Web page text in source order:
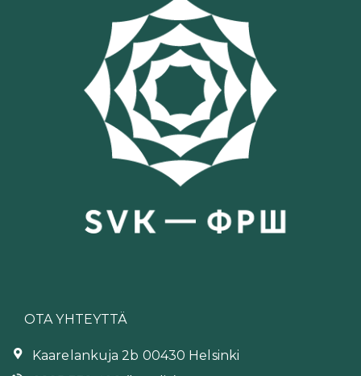
OTA YHTEYTTÄ
Kaarelankuja 2b 00430 Helsinki